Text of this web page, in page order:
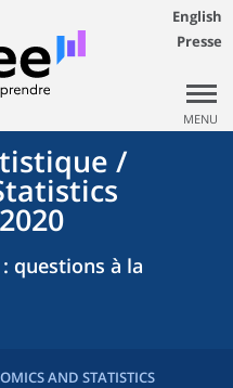
English
Presse
MENU
/
questions à la
AND STATISTICS